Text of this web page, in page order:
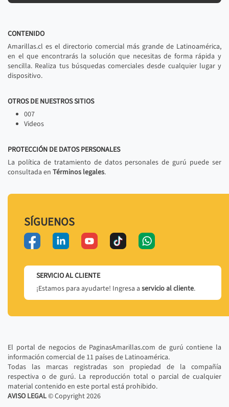
CONTENIDO
Amarillas.cl es el directorio comercial más grande de Latinoamérica,
en el que encontrarás la solución que necesitas de forma rápida y
sencilla. Realiza tus búsquedas comerciales desde cualquier lugar y
dispositivo.
OTROS DE NUESTROS SITIOS
007
Videos
PROTECCIÓN DE DATOS PERSONALES
La política de tratamiento de datos personales de gurú puede ser
consultada en Términos legales.
SÍGUENOS
SERVICIO AL CLIENTE
¡Estamos para ayudarte! Ingresa a servicio al cliente.
El portal de negocios de PaginasAmarillas.com de gurú contiene la
información comercial de 11 países de Latinoamérica.
Todas las marcas registradas son propiedad de la compañía
respectiva o de gurú. La reproducción total o parcial de cualquier
material contenido en este portal está prohibido.
AVISO LEGAL© Copyright2026